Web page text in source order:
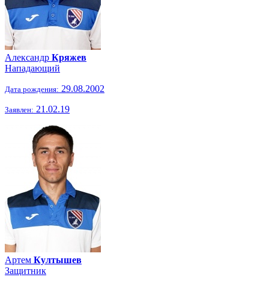
Александр Кряжев
Нападающий
Дата рождения: 29.08.2002
Заявлен: 21.02.19
Артем Култышев
Защитник